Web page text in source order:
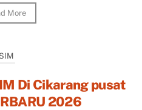
More
SIM
Di Cikarang pusat
2026